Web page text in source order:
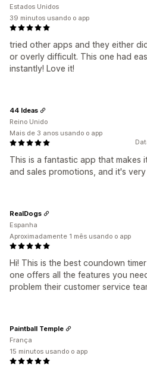
tried other apps and they either
or overly difficult. This one had
instantly! Love it!
Estados Unidos
39 minutos usando o app
This is a fantastic app that makes
and sales promotions, and it's
44 Ideas
Reino Unido
Mais de 3 anos usando o app
Hi! This is the best coundown
one offers all the features you
problem their customer service
RealDogs
Espanha
Aproximadamente 1 mês usando o app
Paintball Temple
França
15 minutos usando o app